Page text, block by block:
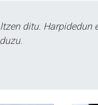
ditu. Harpidedun